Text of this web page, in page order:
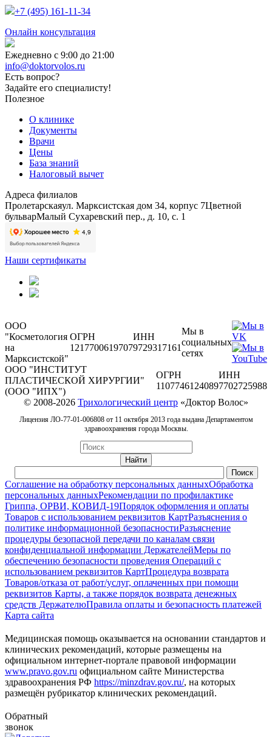
+7 (495) 161-11-34
Онлайн консультация
Ежедневно с 9:00 до 21:00
info@doktorvolos.ru
Есть вопрос?
Задайте его специалисту!
Полезное
О клинике
Документы
Врачи
Цены
База знаний
Налоговый вычет
Адреса филиалов
Пролетарскаяул. Марксистская дом 34, корпус 7Цветной
бульварМалый Сухаревский пер., д. 10, с. 1
Наши сертификаты
ООО
"Косметология
на
Марксистской"
ОГРН
1217700619707
ИНН
9729317161
Мы в
социальных
сетях
ООО "ИНСТИТУТ
ПЛАСТИЧЕСКОЙ ХИРУРГИИ"
(ООО "ИПХ")
ОГРН
1107746124089
ИНН
7702725988
© 2008-2026 Трихологический центр «Доктор Волос»
Лицензия ЛО-77-01-006808 от 11 октября 2013 года выдана Департаментом
здравоохранения города Москвы.
Соглашение на обработку персональных данныхОбработка
персональных данныхРекомендации по профилактике
Гриппа, ОРВИ, КОВИД-19Порядок оформления и оплаты
Товаров с использованием реквизитов КартРазъяснения о
политике информационной безопасностиРазъяснение
процедуры безопасной передачи по каналам связи
конфиденциальной информации ДержателейМеры по
обеспечению безопасности проведения Операций с
использованием реквизитов КартПроцедура возврата
Товаров/отказа от работ/услуг, оплаченных при помощи
реквизитов Карты, а также порядок возврата денежных
средств ДержателюПравила оплаты и безопасность платежей
Карта сайта
Медицинская помощь оказывается на основании стандартов и
клинических рекомендаций, которые размещены на
официальном интернет-портале правовой информации
www.pravo.gov.ru официальном сайте Министерства
здравоохранения РФ https://minzdrav.gov.ru/, на которых
размещён рубрикатор клинических рекомендаций.
Обратный
звонок